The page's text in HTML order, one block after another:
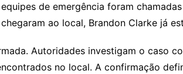
de emergência foram
ao local, Brandon Clarke já
Autoridades investigam o caso
no local. A confirmação